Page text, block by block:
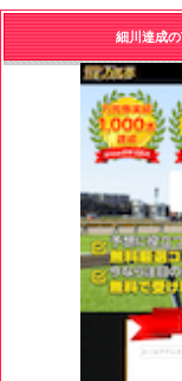
細川達成